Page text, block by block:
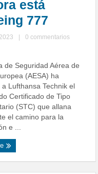
está
777
0 commentarios
de Seguridad Aérea de
(AESA) ha
Lufthansa Technik el
Certificado de Tipo
(STC) que allana
el camino para la
e ...